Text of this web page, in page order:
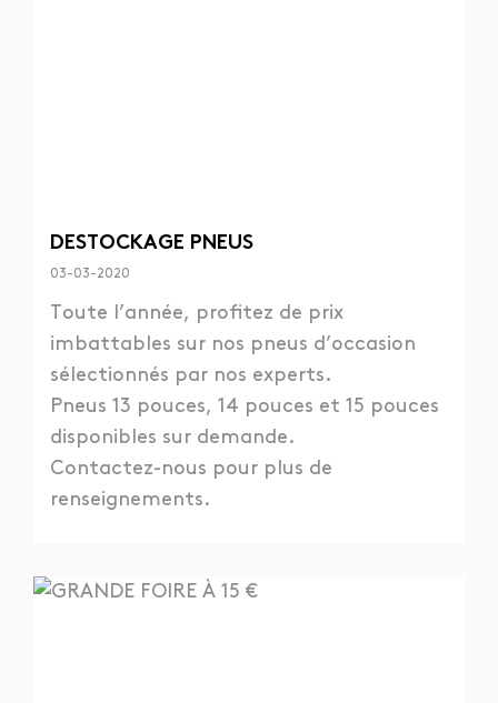
DESTOCKAGE PNEUS
03-03-2020
Toute l’année, profitez de prix
imbattables sur nos pneus d’occasion
sélectionnés par nos experts.
Pneus 13 pouces, 14 pouces et 15 pouces
disponibles sur demande.
Contactez-nous pour plus de
renseignements.